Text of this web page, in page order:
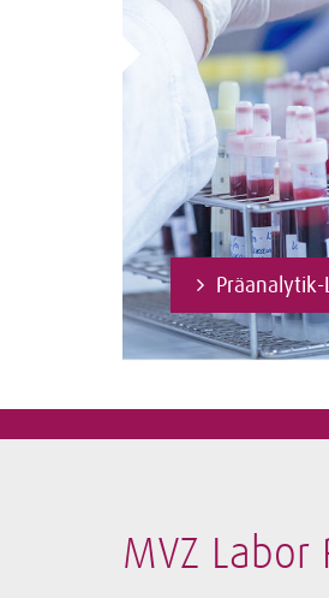
Präanalytik-
MVZ Labor